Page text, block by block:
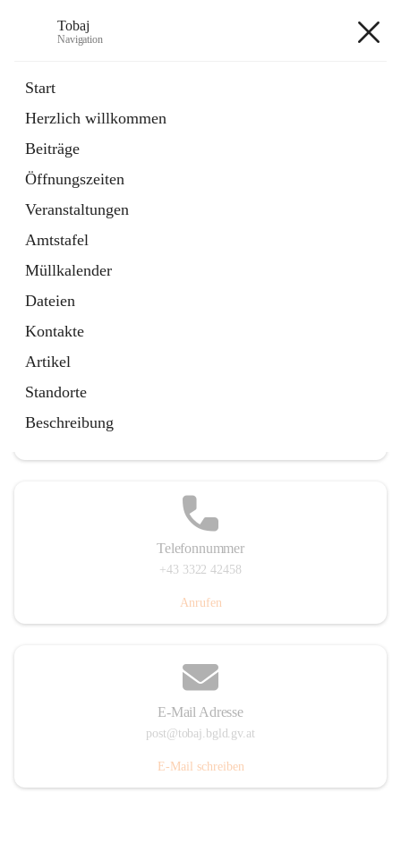
Tobaj
Navigation
Start
Herzlich willkommen
Beiträge
Öffnungszeiten
Veranstaltungen
Amtstafel
Müllkalender
Dateien
Kontakte
Artikel
Standorte
Beschreibung
Externe Webseite
in
Tab
Formulare
2 Schnellzugriffe
Telefonnummer
+43 3322 42458
Anrufen
E-Mail Adresse
post@tobaj.bgld.gv.at
E-Mail schreiben